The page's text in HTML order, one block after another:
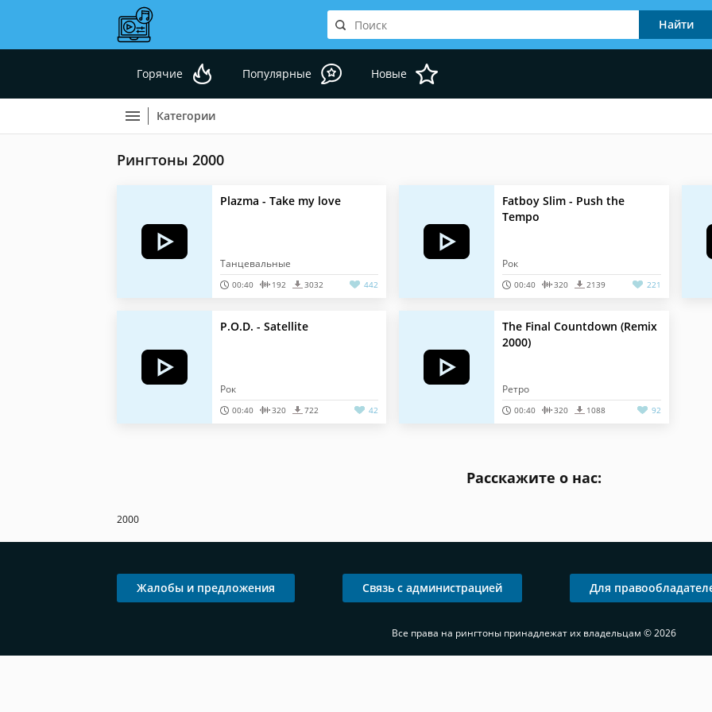
Горячие Популярные Новые
Категории
Рингтоны 2000
Plazma - Take my love
Танцевальные
00:40 192 3032 442
Fatboy Slim - Push the
Tempo
Рок
00:40 320 2139 221
P.O.D. - Satellite
Рок
00:40 320 722 42
The Final Countdown (Remix
2000)
Ретро
00:40 320 1088 92
Расскажите о нас:
2000
Жалобы и предложения Связь с администрацией Для
Все права на рингтоны принадлежат их владельцам © 2026